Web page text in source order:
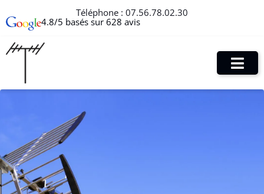
Téléphone : 07.56.78.02.30
4.8/5 basés sur 628 avis